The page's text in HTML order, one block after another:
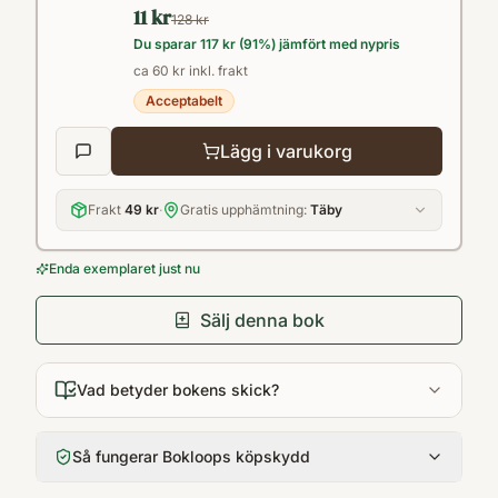
festerna, första förälskelsen och det stora
problemet med ful rumpa i nya jeans.
11 kr128 kr
Du sparar 117 kr (91%) jämfört med nypris
ca 60 kr inkl. frakt
Acceptabelt
Lägg i varukorg
Frakt 49 kr· Gratis upphämtning: Täby
Enda exemplaret just nu
Sälj denna bok
Vad betyder bokens skick?
Så fungerar Bokloops köpskydd